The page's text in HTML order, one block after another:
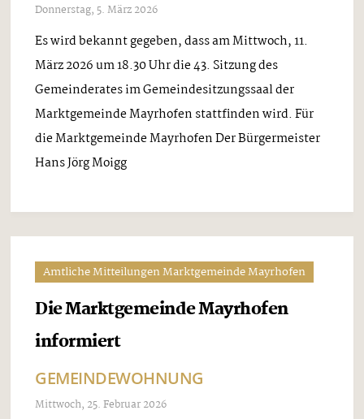
Donnerstag, 5. März 2026
Es wird bekannt gegeben, dass am Mittwoch, 11.
März 2026 um 18.30 Uhr die 43. Sitzung des
Gemeinderates im Gemeindesitzungssaal der
Marktgemeinde Mayrhofen stattfinden wird. Für
die Marktgemeinde Mayrhofen Der Bürgermeister
Hans Jörg Moigg
Amtliche Mitteilungen Marktgemeinde Mayrhofen
Die Marktgemeinde Mayrhofen
informiert
GEMEINDEWOHNUNG
Mittwoch, 25. Februar 2026